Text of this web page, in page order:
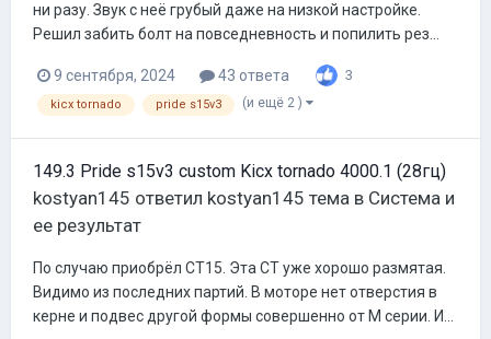
ни разу. Звук с неё грубый даже на низкой настройке.
Решил забить болт на повседневность и попилить рез...
9 сентября, 2024 43 ответа 3
kicx tornado pride s15v3 (и ещё 2 )
149.3 Pride s15v3 custom Kicx tornado 4000.1 (28гц)
kostyan145 ответил kostyan145 тема в Система и
ее результат
По случаю приобрёл СТ15. Эта СТ уже хорошо размятая.
Видимо из последних партий. В моторе нет отверстия в
керне и подвес другой формы совершенно от М серии. И...